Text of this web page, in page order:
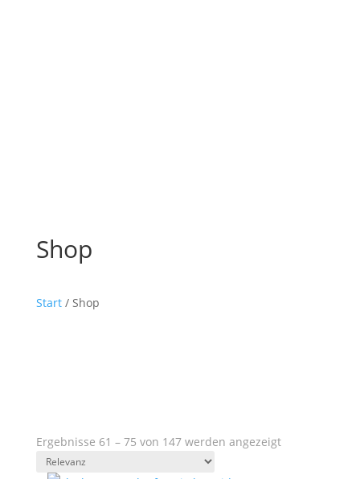
Shop
Start/ Shop
Ergebnisse 61 – 75 von 147 werden angezeigt